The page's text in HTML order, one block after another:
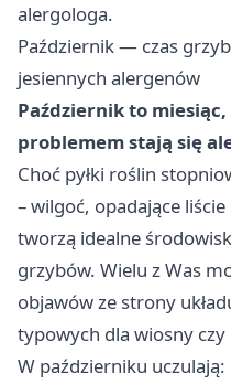
alergologa.
Październik — czas
jesiennych alergenów
Październik to
problemem stają się
Choć pyłki roślin
– wilgoć, opadające
tworzą idealne
grzybów. Wielu z Was
objawów ze strony
typowych dla wiosny
W październiku uczulają: